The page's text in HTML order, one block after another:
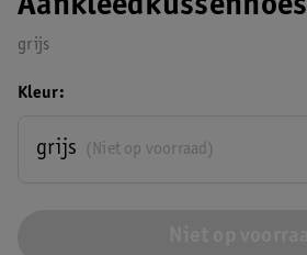
Aankleedkussenhoes
grijs
Kleur
(Niet op voorraad)
grijs